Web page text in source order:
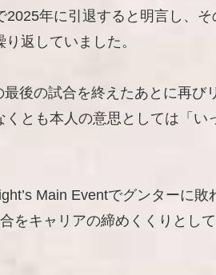
年に引退すると明言し、
返していました。
後の試合を終えたあとに再び
とも本人の意思としては「い
Main Eventでグンターに
をキャリアの締めくくりとし